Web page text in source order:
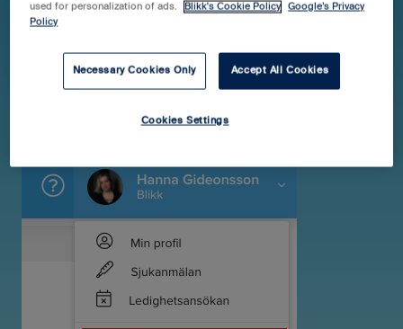
I vissa fall kan du behöva ge supportåtkomst i Blikk för
hjälpa dig på bästa sätt. Tryck på ditt namn uppe till
höger i Blikk och välj "Åtkomst för supporten". Du får
used for personalization of ads.
Blikk's Cookie Policy
Google’s Privacy
Policy
Necessary Cookies Only Accept All Cookies
Cookies Settings